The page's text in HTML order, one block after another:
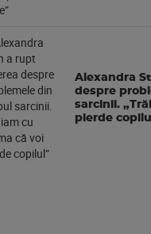
Alexandra
despre
sarcinii.
pierde